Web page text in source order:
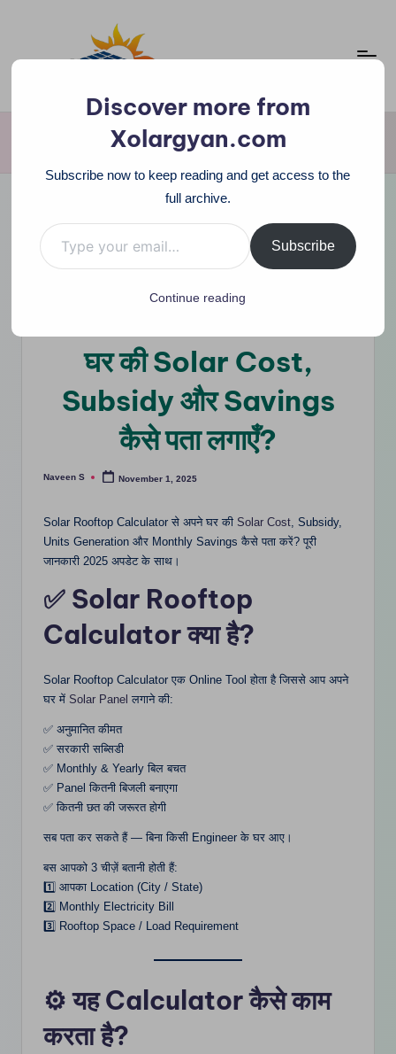
g
n.
Solar Rooftop Calculator क्या है? अपने घर की Solar Cost, Subsidy और Savings
Posted
in
Solar News
घर की Solar Cost,
Subsidy और Savings
कैसे पता लगाएँ?
Posted
Naveen S November 1, 2025
Solar Rooftop Calculator से अपने घर की Solar Cost, Subsidy,
Units Generation और Monthly Savings कैसे पता करें? पूरी
जानकारी 2025 अपडेट के साथ।
✅ Solar Rooftop
Calculator क्या है?
Solar Rooftop Calculator एक Online Tool होता है जिससे आप अपने
घर में Solar Panel लगाने की:
✅ अनुमानित कीमत
✅ सरकारी सब्सिडी
✅ Monthly & Yearly बिल बचत
✅ Panel कितनी बिजली बनाएगा
✅ कितनी छत की जरूरत होगी
सब पता कर सकते हैं — बिना किसी Engineer के घर आए।
बस आपको 3 चीज़ें बतानी होती हैं:
1️⃣ आपका Location (City / State)
2️⃣ Monthly Electricity Bill
3️⃣ Rooftop Space / Load Requirement
⚙️ यह Calculator कैसे काम
करता है?
Discover more from
Xolargyan.com
Subscribe now to keep reading and get access to the
full archive.
Type your email…
Subscribe
Continue reading